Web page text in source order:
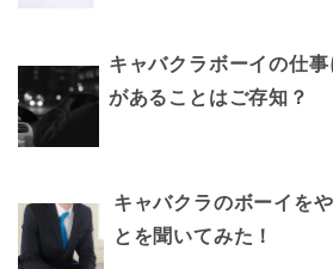
キャバクラボーイの仕
があることはご存知？
キャバクラのボーイを
とを聞いてみた！